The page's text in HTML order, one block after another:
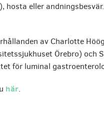
hosta eller andningsbesvär.
av Charlotte
Örebro) och
för luminal
här.